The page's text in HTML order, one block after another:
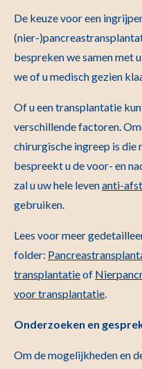
De keuze voor een
(nier-
bespreken we samen met
we of u medisch gezien
Of u een transplantatie
verschillende factoren.
chirurgische ingreep is die
bespreekt u de voor- en
zal u uw hele levenanti-
gebruiken.
Lees voor meer
folder:
transplantatieof
voor transplantatie.
Onderzoeken en
Om de mogelijkheden en